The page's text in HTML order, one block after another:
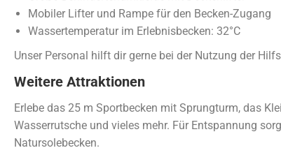
Mobiler Lifter und Rampe für den Becken-Zugang
Wassertemperatur im Erlebnisbecken: 32°C
Unser Personal hilft dir gerne bei der Nutzung der
Weitere Attraktionen
Erlebe das 25 m Sportbecken mit Sprungturm, das
Wasserrutsche und vieles mehr. Für Entspannung
Natursolebecken.